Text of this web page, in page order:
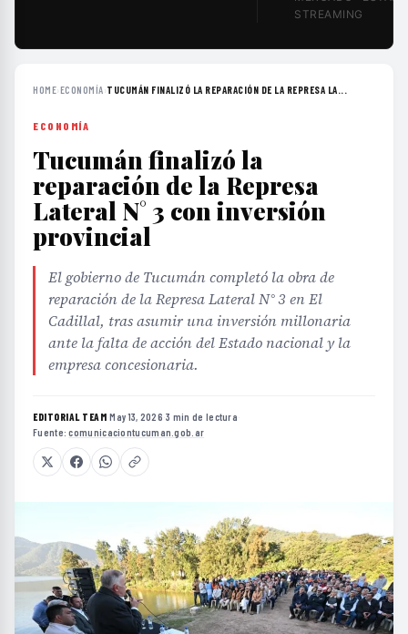
STREAMING
HOME›ECONOMÍA›TUCUMÁN FINALIZÓ LA REPARACIÓN DE LA REPRESA LA...
ECONOMÍA
Tucumán finalizó la
reparación de la Represa
Lateral N° 3 con inversión
provincial
El gobierno de Tucumán completó la obra de
reparación de la Represa Lateral N° 3 en El
Cadillal, tras asumir una inversión millonaria
ante la falta de acción del Estado nacional y la
empresa concesionaria.
EDITORIAL TEAM·May 13, 2026·3 min de lectura·
Fuente:comunicaciontucuman.gob.ar